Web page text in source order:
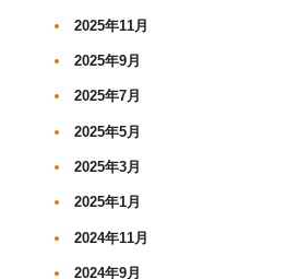
2025年11月
2025年9月
2025年7月
2025年5月
2025年3月
2025年1月
2024年11月
2024年9月